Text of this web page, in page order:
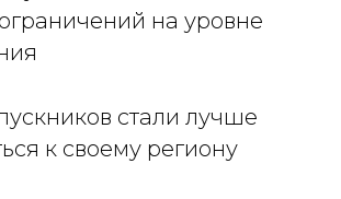
на уровне
стали лучше
к своему региону